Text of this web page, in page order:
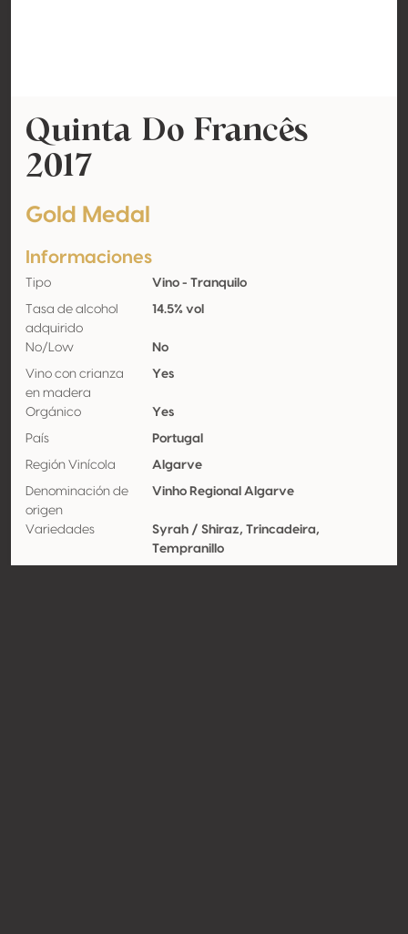
Quinta Do Francês
2017
Gold Medal
Informaciones
Tipo Vino - Tranquilo
Tasa de alcohol
adquirido
14.5% vol
No/Low No
Vino con crianza
en madera
Yes
Orgánico Yes
País Portugal
Región Vinícola Algarve
Denominación de
origen
Vinho Regional Algarve
Variedades
Syrah / Shiraz, Trincadeira,
Tempranillo